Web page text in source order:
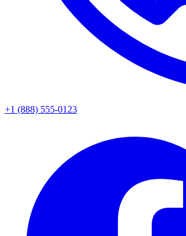
+1 (888) 555-0123